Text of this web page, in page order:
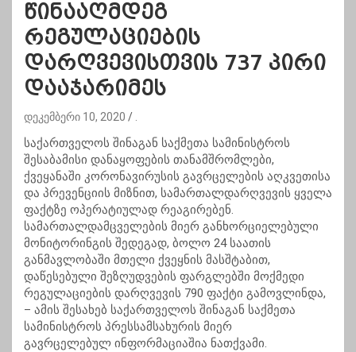
წინააღმდეგ
რეგულაციების
დარღვევისთვის 737 პირი
დააჯარიმეს
დეკემბერი 10, 2020
საქართველოს შინაგან საქმეთა სამინისტროს
შესაბამისი დანაყოფების თანამშრომლები,
ქვეყანაში კორონავირუსის გავრცელების აღკვეთისა
და პრევენციის მიზნით, სამართალდარღვევის ყველა
ფაქტზე ოპერატიულად რეაგირებენ.
სამართალდამცველების მიერ განხორციელებული
მონიტორინგის შედეგად, ბოლო 24 საათის
განმავლობაში მთელი ქვეყნის მასშტაბით,
დაწესებული შეზღუდვების ფარგლებში მოქმედი
რეგულაციების დარღვევის 790 ფაქტი გამოვლინდა,
– ამის შესახებ საქართველოს შინაგან საქმეთა
სამინისტროს პრესსამსახურის მიერ
გავრცელებულ ინფორმაციაშია ნათქვამი.